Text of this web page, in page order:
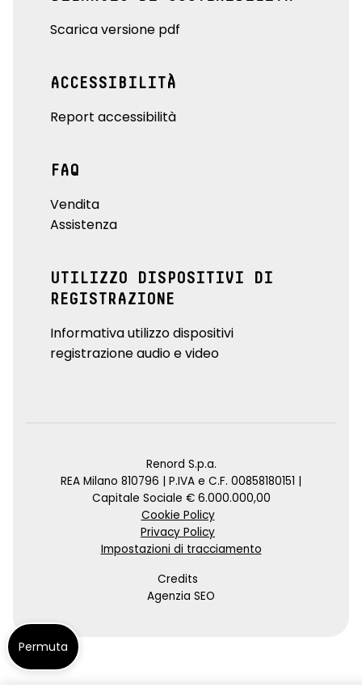
Scarica versione pdf
ACCESSIBILITÀ
Report accessibilità
FAQ
Vendita
Assistenza
UTILIZZO DISPOSITIVI DI
REGISTRAZIONE
Informativa utilizzo dispositivi
registrazione audio e video
Renord S.p.a.
REA Milano 810796 | P.IVA e C.F. 00858180151 |
Capitale Sociale € 6.000.000,00
Cookie Policy
Privacy Policy
Impostazioni di tracciamento
Credits
Agenzia SEO
Permuta